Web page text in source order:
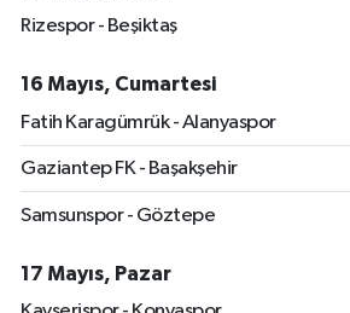
Rizespor - Beşiktaş
16 Mayıs, Cumartesi
Fatih Karagümrük - Alanyaspor
Gaziantep FK - Başakşehir
Samsunspor - Göztepe
17 Mayıs, Pazar